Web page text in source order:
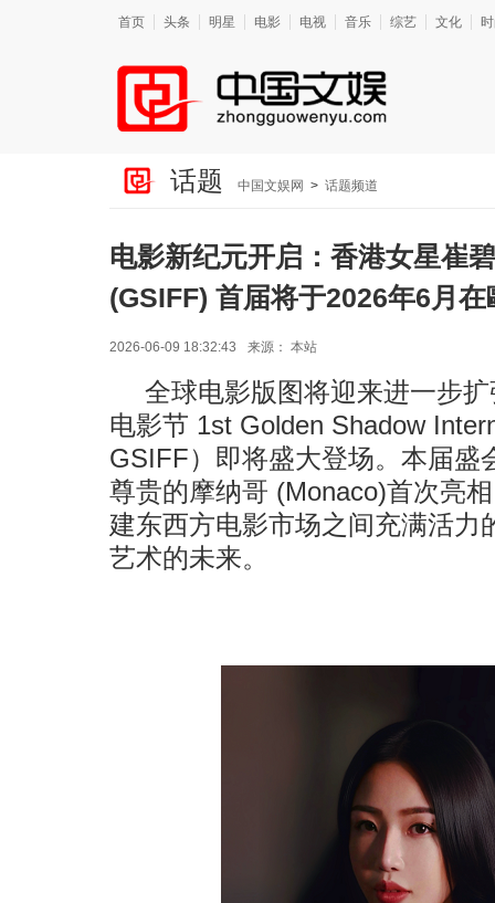
首页 头条 明星 电影 电视 音乐 综艺 文化
话题 中国文娱网 > 话题频道
电影新纪元开启：香港女星崔
(GSIFF) 首届将于2026年6月
2026-06-09 18:32:43 来源： 本站
全球电影版图将迎来进一步
电影节 1st Golden Shadow
GSIFF）即将盛大登场。本届盛
尊贵的摩纳哥 (Monaco)首次亮
建东西方电影市场之间充满活力
艺术的未来。